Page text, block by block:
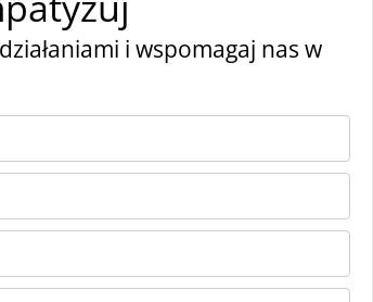
i wspomagaj nas w